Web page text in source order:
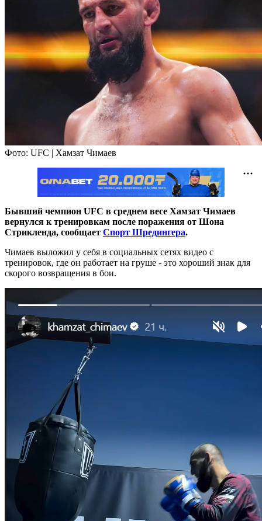
Фото: UFC | Хамзат Чимаев
Бывший чемпион UFC в среднем весе Хамзат Чимаев
вернулся к тренировкам после поражения от Шона
Стрикленда, сообщает Спорт Шредингера.
Чимаев выложил у себя в социальных сетях видео с
тренировок, где он работает на груше - это хороший знак для
скорого возвращения в бои.